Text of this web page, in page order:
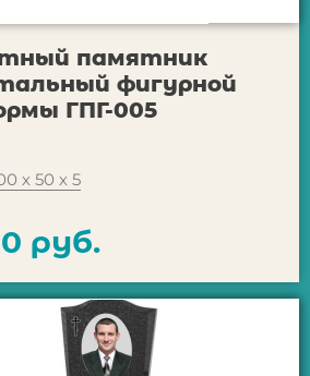
памятник
фигурной
ГПГ-005
х 50 х 5
руб.